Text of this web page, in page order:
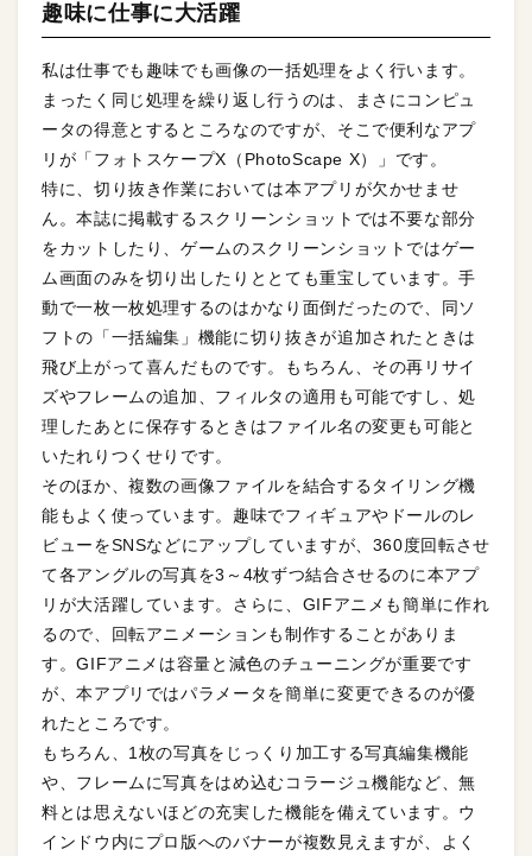
趣味に仕事に大活躍
私は仕事でも趣味でも画像の一括処理をよく行います。
まったく同じ処理を繰り返し行うのは、まさにコンピュ
ータの得意とするところなのですが、そこで便利なアプ
リが「フォトスケープX（PhotoScape X）」です。
特に、切り抜き作業においては本アプリが欠かせませ
ん。本誌に掲載するスクリーンショットでは不要な部分
をカットしたり、ゲームのスクリーンショットではゲー
ム画面のみを切り出したりととても重宝しています。手
動で一枚一枚処理するのはかなり面倒だったので、同ソ
フトの「一括編集」機能に切り抜きが追加されたときは
飛び上がって喜んだものです。もちろん、その再リサイ
ズやフレームの追加、フィルタの適用も可能ですし、処
理したあとに保存するときはファイル名の変更も可能と
いたれりつくせりです。
そのほか、複数の画像ファイルを結合するタイリング機
能もよく使っています。趣味でフィギュアやドールのレ
ビューをSNSなどにアップしていますが、360度回転させ
て各アングルの写真を3～4枚ずつ結合させるのに本アプ
リが大活躍しています。さらに、GIFアニメも簡単に作れ
るので、回転アニメーションも制作することがありま
す。GIFアニメは容量と減色のチューニングが重要です
が、本アプリではパラメータを簡単に変更できるのが優
れたところです。
もちろん、1枚の写真をじっくり加工する写真編集機能
や、フレームに写真をはめ込むコラージュ機能など、無
料とは思えないほどの充実した機能を備えています。ウ
インドウ内にプロ版へのバナーが複数見えますが、よく